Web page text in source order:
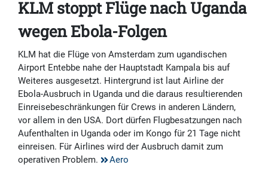
KLM stoppt Flüge nach Uganda
wegen Ebola-Folgen
KLM hat die Flüge von Amsterdam zum ugandischen
Airport Entebbe nahe der Hauptstadt Kampala bis auf
Weiteres ausgesetzt. Hintergrund ist laut Airline der
Ebola-Ausbruch in Uganda und die daraus resultierenden
Einreisebeschränkungen für Crews in anderen Ländern,
vor allem in den USA. Dort dürfen Flugbesatzungen nach
Aufenthalten in Uganda oder im Kongo für 21 Tage nicht
einreisen. Für Airlines wird der Ausbruch damit zum
operativen Problem.
Aero